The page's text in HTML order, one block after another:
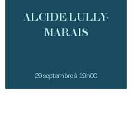
ALCIDE LULLY-
MARAIS
29 septembre à 19h00